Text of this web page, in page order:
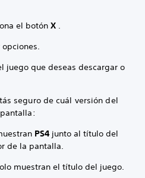
el botón X .
opciones.
juego que deseas descargar o
seguro de cuál versión del
PS4 junto al título del
de la pantalla.
muestran el título del juego.